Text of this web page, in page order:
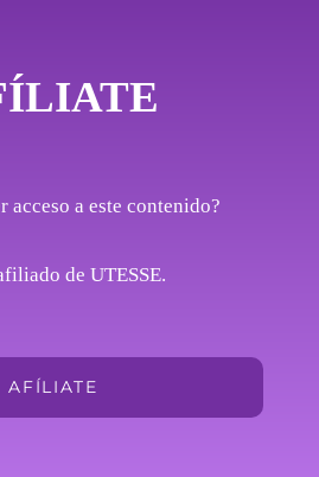
acceso a este contenido?
de UTESSE.
AFÍLIATE